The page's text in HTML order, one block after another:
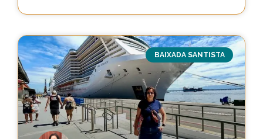
BAIXADA SANTISTA